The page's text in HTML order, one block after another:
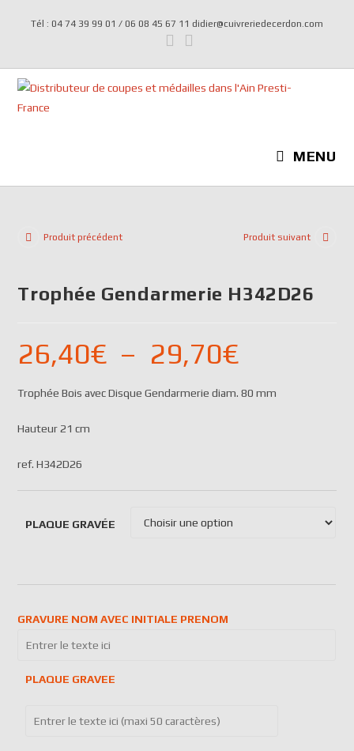
Tél : 04 74 39 99 01 / 06 08 45 67 11 didier@cuivreriedecerdon.com
MENU
Produit précédent Produit suivant
Trophée Gendarmerie H342D26
26,40€ – 29,70€
Trophée Bois avec Disque Gendarmerie diam. 80 mm
Hauteur 21 cm
ref. H342D26
PLAQUE GRAVÉE
GRAVURE NOM AVEC INITIALE PRENOM
PLAQUE GRAVEE